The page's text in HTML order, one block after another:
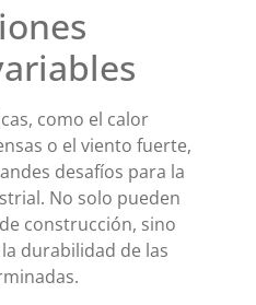
como el calor
o el viento fuerte,
desafíos para la
No solo pueden
construcción, sino
durabilidad de las